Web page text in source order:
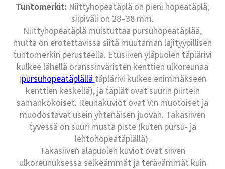
Tuntomerkit: Niittyhopeatäplä on pieni hopeatäplä;
siipiväli on 28–38 mm.
Niittyhopeatäplä muistuttaa pursuhopeatäplää,
mutta on erotettavissa siitä muutaman lajityypillisen
tuntomerkin perusteella. Etusiiven yläpuolen täplärivi
kulkee lähellä oranssinväristen kenttien ulkoreunaa
(pursuhopeatäplällä täplärivi kulkee enimmäkseen
kenttien keskellä), ja täplät ovat suurin piirtein
samankokoiset. Reunakuviot ovat V:n muotoiset ja
muodostavat usein yhtenäisen juovan. Takasiiven
tyvessä on suuri musta piste (kuten pursu- ja
lehtohopeatäplällä).
Takasiiven alapuolen kuviot ovat siiven
ulkoreunuksessa selkeämmät ja terävämmät kuin